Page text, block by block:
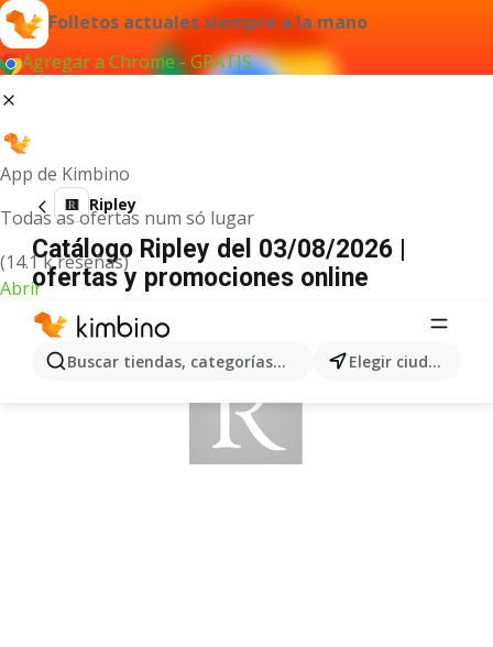
Folletos actuales siempre a la mano
Agregar a Chrome - GRATIS
App de Kimbino
Todas as ofertas num só lugar
(14.1 k reseñas)
Abrir
Buscar tiendas, categorías, productos... Elegir ciudad
Ripley
Catálogo Ripley del 03/08/2026 |
ofertas y promociones online